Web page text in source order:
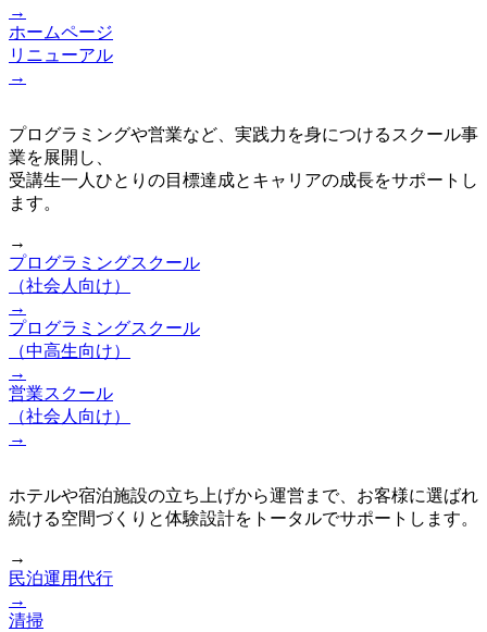
→
ホームページ
リニューアル
→
プログラミングや営業など、実践力を身につけるスクール事
業を展開し、
受講生一人ひとりの目標達成とキャリアの成長をサポートし
ます。
→
プログラミングスクール
（社会人向け）
→
プログラミングスクール
（中高生向け）
→
営業スクール
（社会人向け）
→
ホテルや宿泊施設の立ち上げから運営まで、お客様に選ばれ
続ける空間づくりと体験設計をトータルでサポートします。
→
民泊運用代行
→
清掃